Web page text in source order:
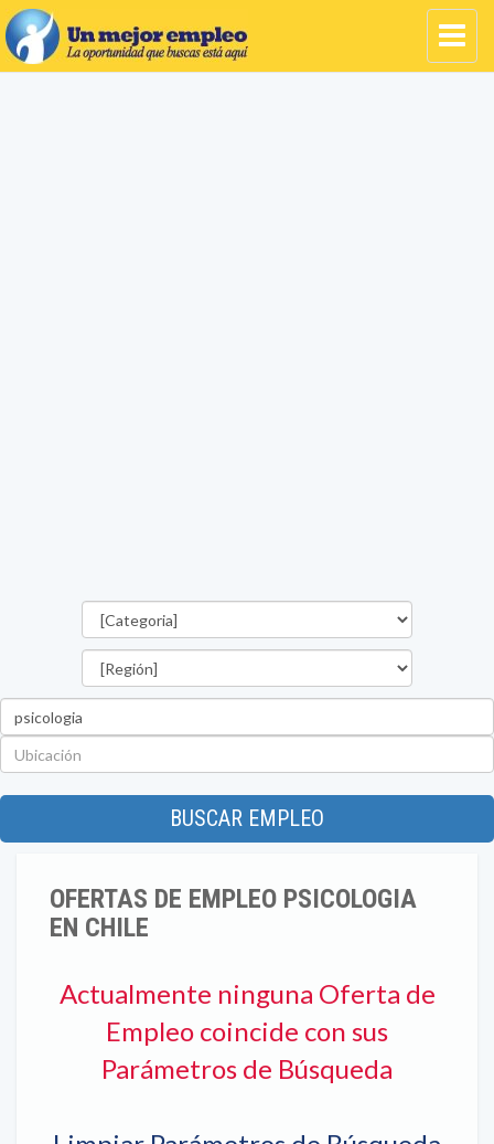
BUSCAR EMPLEO
OFERTAS DE EMPLEO PSICOLOGIA
EN CHILE
Actualmente ninguna Oferta de
Empleo coincide con sus
Parámetros de Búsqueda